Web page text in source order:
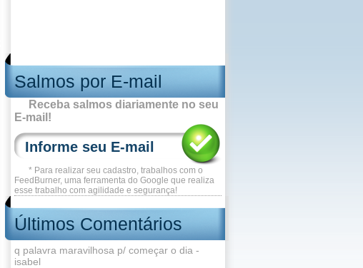
Salmos por E-mail
Receba salmos diariamente no seu
E-mail!
* Para realizar seu cadastro, trabalhos com o
FeedBurner, uma ferramenta do Google que realiza
esse trabalho com agilidade e segurança!
Últimos Comentários
q palavra maravilhosa p/ começar o dia -
isabel